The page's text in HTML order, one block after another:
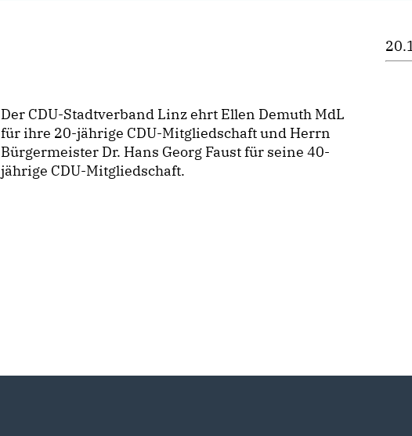
Der CDU-Stadtverband Linz ehrt Ellen Demuth MdL
für ihre 20-jährige CDU-Mitgliedschaft und Herrn
Bürgermeister Dr. Hans Georg Faust für seine 40-
jährige CDU-Mitgliedschaft.